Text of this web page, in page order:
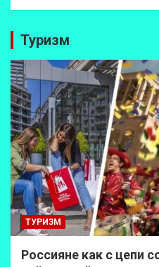
Туризм
ТУРИЗМ
Россияне как с цепи